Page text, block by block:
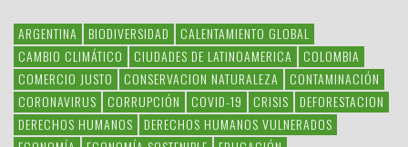
ARGENTINA BIODIVERSIDAD
CALENTAMIENTO GLOBAL
CAMBIO CLIMÁTICO
CIUDADES DE LATINOAMERICA
COLOMBIA
COMERCIO JUSTO
CONSERVACION NATURALEZA
CONTAMINACIÓN
CORONAVIRUS
CORRUPCIÓN COVID-19 CRISIS
DEFORESTACION
DERECHOS HUMANOS
DERECHOS HUMANOS VULNERADOS